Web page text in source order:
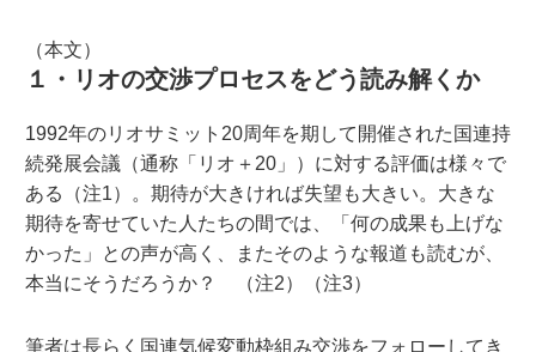
（本文）
１・リオの交渉プロセスをどう読み解くか
1992年のリオサミット20周年を期して開催された国連持
続発展会議（通称「リオ＋20」）に対する評価は様々で
ある（注1）。期待が大きければ失望も大きい。大きな
期待を寄せていた人たちの間では、「何の成果も上げな
かった」との声が高く、またそのような報道も読むが、
本当にそうだろうか？ （注2）（注3）
筆者は長らく国連気候変動枠組み交渉をフォローしてき